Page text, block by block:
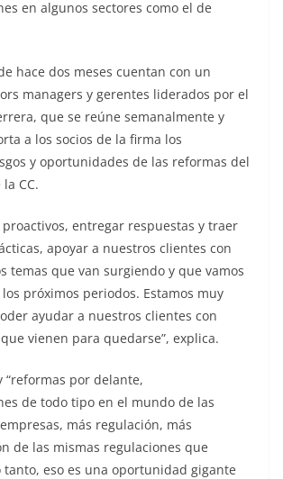
en algunos sectores como el de
hace dos meses cuentan con un
managers y gerentes liderados por el
que se reúne semanalmente y
a los socios de la firma los
y oportunidades de las reformas del
CC.
proactivos, entregar respuestas y traer
apoyar a nuestros clientes con
temas que van surgiendo y que vamos
próximos periodos. Estamos muy
ayudar a nuestros clientes con
vienen para quedarse”, explica.
“reformas por delante,
de todo tipo en el mundo de las
más regulación, más
de las mismas regulaciones que
eso es una oportunidad gigante